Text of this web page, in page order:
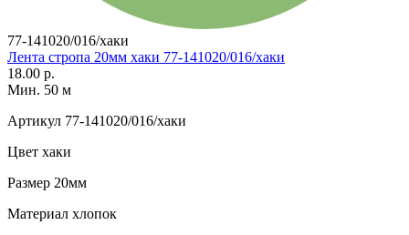
77-141020/016/хаки
Лента стропа 20мм хаки 77-141020/016/хаки
18.00 р.
Мин. 50 м
Артикул 77-141020/016/хаки
Цвет хаки
Размер 20мм
Материал хлопок